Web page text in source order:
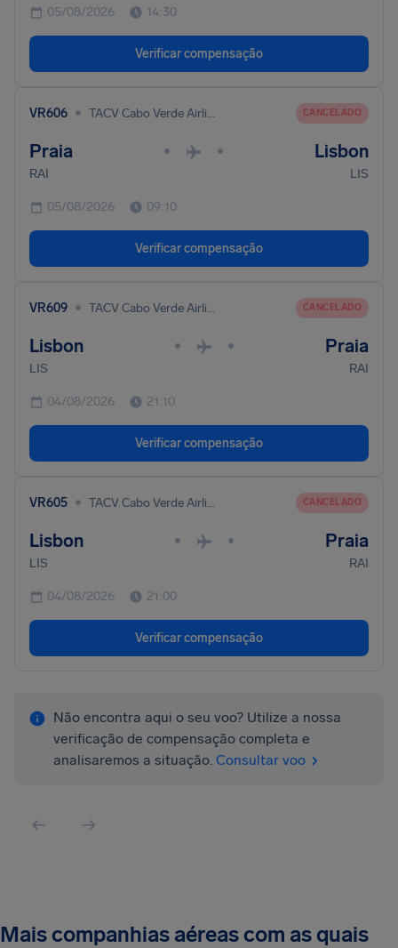
05/08/2026 14:30
Verificar compensação
VR606 • TACV Cabo Verde Airlines CANCELADO
Praia • • Lisbon
RAI LIS
05/08/2026 09:10
Verificar compensação
VR609 • TACV Cabo Verde Airlines CANCELADO
Lisbon • • Praia
LIS RAI
04/08/2026 21:10
Verificar compensação
VR605 • TACV Cabo Verde Airlines CANCELADO
Lisbon • • Praia
LIS RAI
04/08/2026 21:00
Verificar compensação
Não encontra aqui o seu voo? Utilize a nossa
verificação de compensação completa e
analisaremos a situação. Consultar voo
Mais companhias aéreas com as quais